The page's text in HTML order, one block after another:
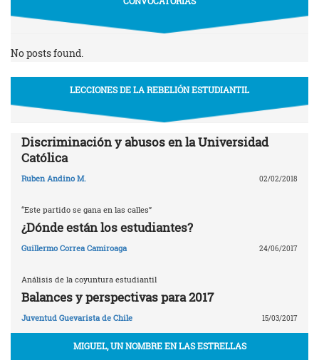
No posts found.
LECCIONES DE LA REBELIÓN ESTUDIANTIL
Discriminación y abusos en la Universidad
Católica
Ruben Andino M. 02/02/2018
“Este partido se gana en las calles”
¿Dónde están los estudiantes?
Guillermo Correa Camiroaga 24/06/2017
Análisis de la coyuntura estudiantil
Balances y perspectivas para 2017
Juventud Guevarista de Chile 15/03/2017
MIGUEL, UN NOMBRE EN LAS ESTRELLAS